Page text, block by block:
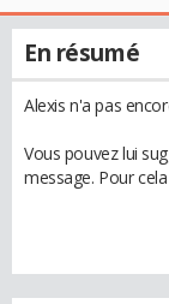
En résumé
Alexis n'a pas
Vous pouvez lui
message. Pour